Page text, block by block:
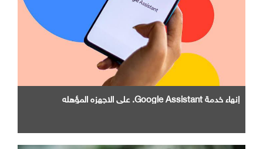
إنهاء خدمة Google Assistant. علي الاجهزه المؤهله